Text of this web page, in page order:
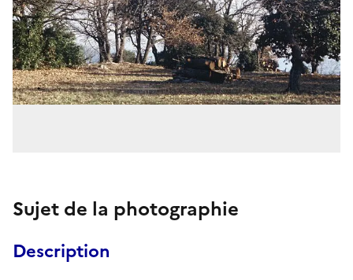
Sujet de la photographie
Description